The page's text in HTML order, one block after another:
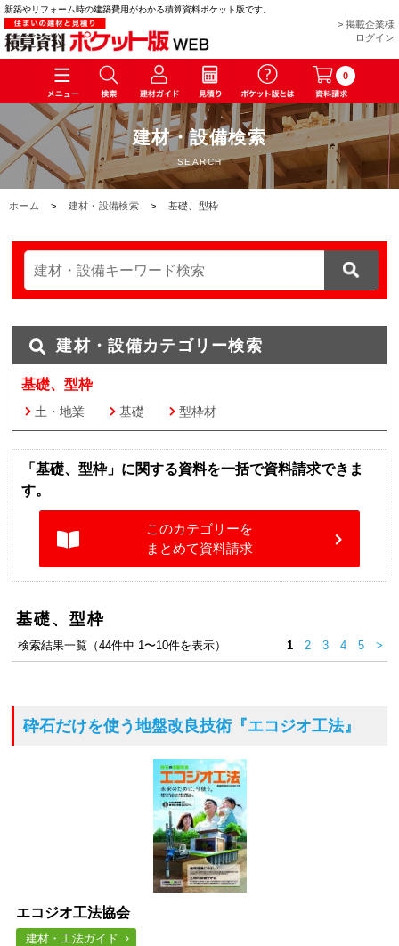
新築やリフォーム時の建築費用がわかる積算資料ポケット版です。
> 掲載企業様
ログイン
0
建材・設備検索
SEARCH
ホーム > 建材・設備検索 > 基礎、型枠
建材・設備カテゴリー検索
基礎、型枠
土・地業 基礎 型枠材
「基礎、型枠」に関する資料を一括で資料請求できま
す。
このカテゴリーを
まとめて資料請求
基礎、型枠
検索結果一覧（44件中 1〜10件を表示） 1 2 3 4 5 >
砕石だけを使う地盤改良技術『エコジオ工法』
エコジオ工法協会
建材・工法ガイド